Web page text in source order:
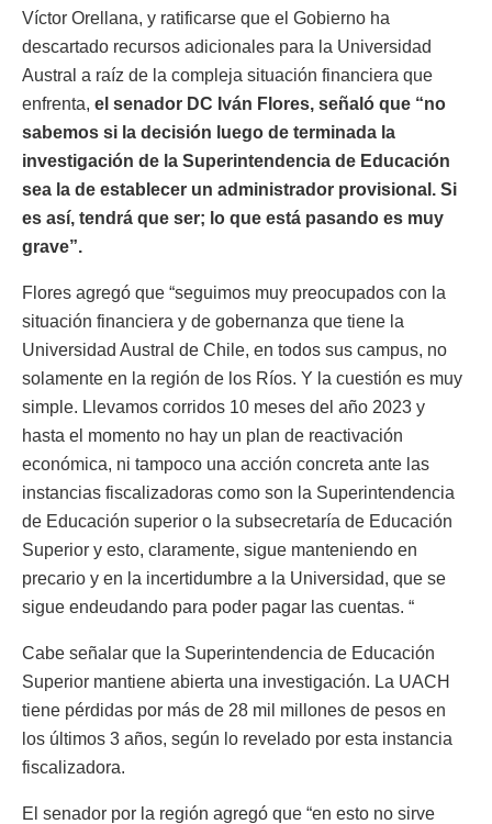
Víctor Orellana, y ratificarse que el Gobierno ha
descartado recursos adicionales para la Universidad
Austral a raíz de la compleja situación financiera que
enfrenta, el senador DC Iván Flores, señaló que “no
sabemos si la decisión luego de terminada la
investigación de la Superintendencia de Educación
sea la de establecer un administrador provisional. Si
es así, tendrá que ser; lo que está pasando es muy
grave”.
Flores agregó que “seguimos muy preocupados con la
situación financiera y de gobernanza que tiene la
Universidad Austral de Chile, en todos sus campus, no
solamente en la región de los Ríos. Y la cuestión es muy
simple. Llevamos corridos 10 meses del año 2023 y
hasta el momento no hay un plan de reactivación
económica, ni tampoco una acción concreta ante las
instancias fiscalizadoras como son la Superintendencia
de Educación superior o la subsecretaría de Educación
Superior y esto, claramente, sigue manteniendo en
precario y en la incertidumbre a la Universidad, que se
sigue endeudando para poder pagar las cuentas. “
Cabe señalar que la Superintendencia de Educación
Superior mantiene abierta una investigación. La UACH
tiene pérdidas por más de 28 mil millones de pesos en
los últimos 3 años, según lo revelado por esta instancia
fiscalizadora.
El senador por la región agregó que “en esto no sirve